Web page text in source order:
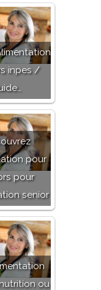
inpes /
pour
pour
senior
ou